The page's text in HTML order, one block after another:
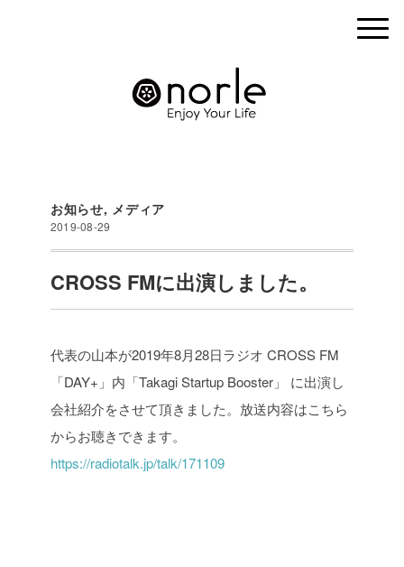
お知らせ, メディア
2019-08-29
CROSS FMに出演しました。
代表の山本が2019年8月28日ラジオ CROSS FM
「DAY+」内「Takagi Startup Booster」 に出演し
会社紹介をさせて頂きました。 放送内容はこちら
からお聴きできます。
https://radiotalk.jp/talk/171109